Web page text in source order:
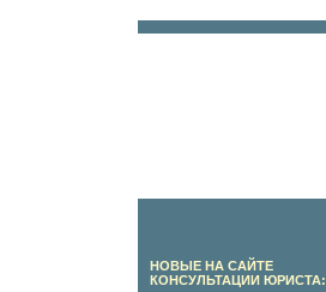
НОВЫЕ НА САЙТЕ
КОНСУЛЬТАЦИИ ЮРИСТА: